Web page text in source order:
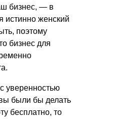
бизнес, — в
истинно женский
поэтому
бизнес для
уверенностью
были бы делать
бесплатно, то